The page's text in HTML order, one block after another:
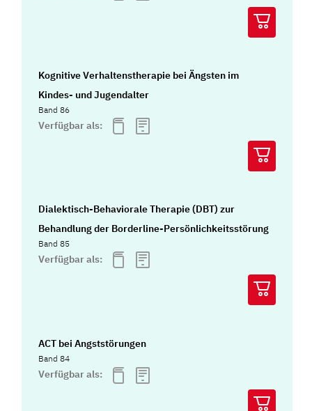
Kognitive Verhaltenstherapie bei Ängsten im
Kindes- und Jugendalter
Band 86
Verfügbar als:
Dialektisch-Behaviorale Therapie (DBT) zur
Behandlung der Borderline-Persönlichkeitsstörung
Band 85
Verfügbar als:
ACT bei Angststörungen
Band 84
Verfügbar als: